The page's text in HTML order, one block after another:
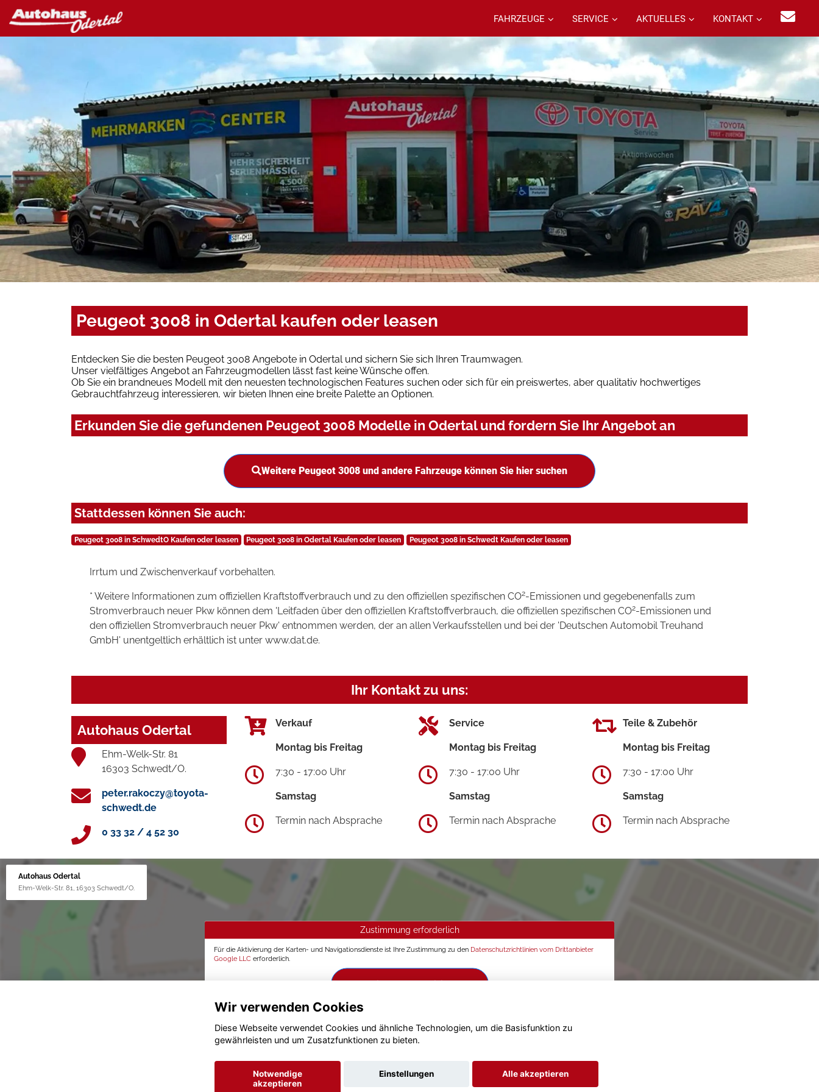
FAHRZEUGE SERVICE AKTUELLES KONTAKT
Peugeot 3008 in Odertal kaufen oder leasen
Entdecken Sie die besten Peugeot 3008 Angebote in Odertal und sichern Sie sich Ihren Traumwagen.
Unser vielfältiges Angebot an Fahrzeugmodellen lässt fast keine Wünsche offen.
Ob Sie ein brandneues Modell mit den neuesten technologischen Features suchen oder sich für ein preiswertes, aber qualitativ hochwertiges
Gebrauchtfahrzeug interessieren, wir bieten Ihnen eine breite Palette an Optionen.
Erkunden Sie die gefundenen Peugeot 3008 Modelle in Odertal und fordern Sie Ihr Angebot an
Weitere Peugeot 3008 und andere Fahrzeuge können Sie hier suchen
Stattdessen können Sie auch:
Peugeot 3008 in SchwedtO Kaufen oder leasen Peugeot 3008 in Odertal Kaufen oder leasen Peugeot 3008 in Schwedt Kaufen oder leasen
Irrtum und Zwischenverkauf vorbehalten.
* Weitere Informationen zum offiziellen Kraftstoffverbrauch und zu den offiziellen spezifischen CO2-Emissionen und gegebenenfalls zum
Stromverbrauch neuer Pkw können dem 'Leitfaden über den offiziellen Kraftstoffverbrauch, die offiziellen spezifischen CO2-Emissionen und
den offiziellen Stromverbrauch neuer Pkw' entnommen werden, der an allen Verkaufsstellen und bei der 'Deutschen Automobil Treuhand
GmbH' unentgeltlich erhältlich ist unter www.dat.de.
Ihr Kontakt zu uns:
Autohaus Odertal
Ehm-Welk-Str. 81
16303 Schwedt/O.
peter.rakoczy@toyota-
schwedt.de
0 33 32 / 4 52 30
Verkauf
Montag bis Freitag
7:30 - 17:00 Uhr
Samstag
Termin nach Absprache
Service
Montag bis Freitag
7:30 - 17:00 Uhr
Samstag
Termin nach Absprache
Teile & Zubehör
Montag bis Freitag
7:30 - 17:00 Uhr
Samstag
Termin nach Absprache
Autohaus Odertal
Ehm-Welk-Str. 81, 16303 Schwedt/O.
Zustimmung erforderlich
Für die Aktivierung der Karten- und Navigationsdienste ist Ihre Zustimmung zu den Datenschutzrichtlinien vom Drittanbieter
Google LLC erforderlich.
Wir verwenden Cookies
Diese Webseite verwendet Cookies und ähnliche Technologien, um die Basisfunktion zu
gewährleisten und um Zusatzfunktionen zu bieten.
Notwendige
akzeptieren
Einstellungen Alle akzeptieren